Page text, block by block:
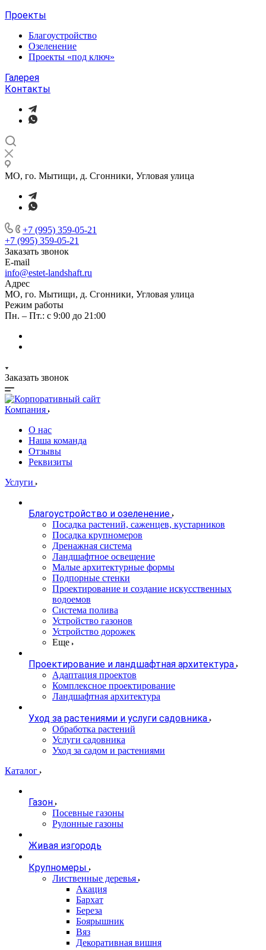
Проекты
Благоустройство
Озеленение
Проекты «под ключ»
Галерея
Контакты
МО, го. Мытищи, д. Сгонники, Угловая улица
+7 (995) 359-05-21
+7 (995) 359-05-21
Заказать звонок
E-mail
info@estet-landshaft.ru
Адрес
МО, го. Мытищи, д. Сгонники, Угловая улица
Режим работы
Пн. – Пт.: с 9:00 до 21:00
Заказать звонок
Компания
О нас
Наша команда
Отзывы
Реквизиты
Услуги
Благоустройство и озеленение
Посадка растений, саженцев, кустарников
Посадка крупномеров
Дренажная система
Ландшафтное освещение
Малые архитектурные формы
Подпорные стенки
Проектирование и создание искусственных
водоемов
Система полива
Устройство газонов
Устройство дорожек
Еще
Проектирование и ландшафтная архитектура
Адаптация проектов
Комплексное проектирование
Ландшафтная архитектура
Уход за растениями и услуги садовника
Обработка растений
Услуги садовника
Уход за садом и растениями
Каталог
Газон
Посевные газоны
Рулонные газоны
Живая изгородь
Крупномеры
Лиственные деревья
Акация
Бархат
Береза
Боярышник
Вяз
Декоративная вишня